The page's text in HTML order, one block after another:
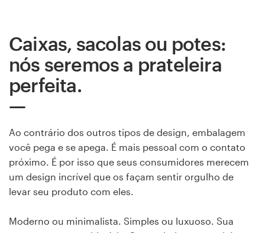
Caixas, sacolas ou potes:
nós seremos a prateleira
perfeita.
Ao contrário dos outros tipos de design, embalagem
você pega e se apega. É mais pessoal com o contato
próximo. É por isso que seus consumidores merecem
um design incrível que os façam sentir orgulho de
levar seu produto com eles.
Moderno ou minimalista. Simples ou luxuoso. Sua